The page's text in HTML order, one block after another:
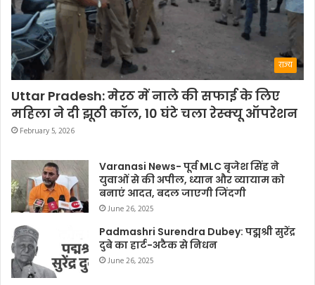
राज्य
Uttar Pradesh: मेरठ में नाले की सफाई के लिए
महिला ने दी झूठी कॉल, 10 घंटे चला रेस्क्यू ऑपरेशन
February 5, 2026
Varanasi News- पूर्व MLC बृजेश सिंह ने
युवाओं से की अपील, ध्यान और व्यायाम को
बनाएं आदत, बदल जाएगी जिंदगी
June 26, 2025
Padmashri Surendra Dubey: पद्मश्री सुरेंद्र
दुबे का हार्ट-अटैक से निधन
June 26, 2025